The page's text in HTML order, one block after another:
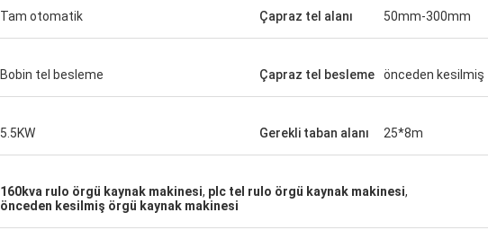
Tam otomatik Çapraz tel alanı 50mm-300mm
Bobin tel besleme Çapraz tel besleme önceden kesilmiş
5.5KW Gerekli taban alanı 25*8m
160kva rulo örgü kaynak makinesi, plc tel rulo örgü kaynak makinesi,
önceden kesilmiş örgü kaynak makinesi